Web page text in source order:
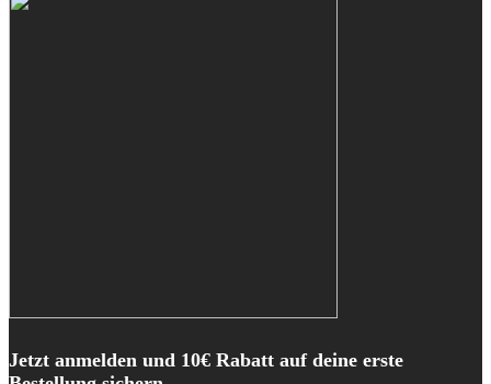
Jetzt anmelden und 10€ Rabatt auf deine erste